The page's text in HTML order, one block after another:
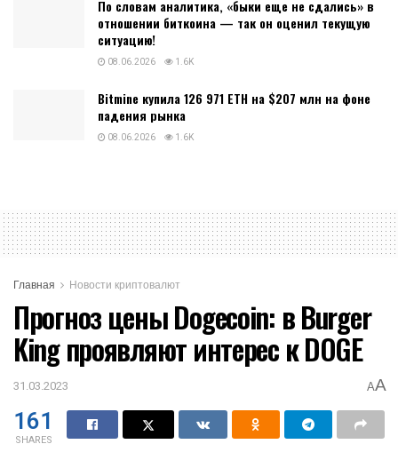
По словам аналитика, «быки еще не сдались» в
отношении биткоина — так он оценил текущую
ситуацию!
08.06.2026 1.6K
Bitmine купила 126 971 ETH на $207 млн на фоне
падения рынка
08.06.2026 1.6K
Главная Новости криптовалют
Прогноз цены Dogecoin: в Burger
King проявляют интерес к DOGE
31.03.2023 AA
161
SHARES